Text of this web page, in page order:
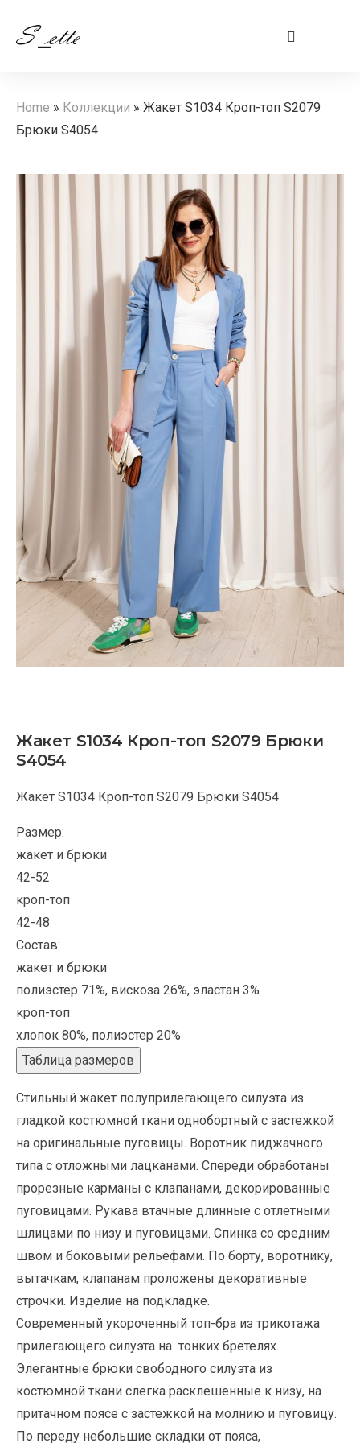
Home » Коллекции » Жакет S1034 Кроп-топ S2079
Брюки S4054
Жакет S1034 Кроп-топ S2079 Брюки
S4054
Жакет S1034 Кроп-топ S2079 Брюки S4054
Размер:
жакет и брюки
42-52
кроп-топ
42-48
Состав:
жакет и брюки
полиэстер 71%, вискоза 26%, эластан 3%
кроп-топ
хлопок 80%, полиэстер 20%
Таблица размеров
Стильный жакет полуприлегающего силуэта из
гладкой костюмной ткани однобортный с застежкой
на оригинальные пуговицы. Воротник пиджачного
типа с отложными лацканами. Спереди обработаны
прорезные карманы с клапанами, декорированные
пуговицами. Рукава втачные длинные с отлетными
шлицами по низу и пуговицами. Спинка со средним
швом и боковыми рельефами. По борту, воротнику,
вытачкам, клапанам проложены декоративные
строчки. Изделие на подкладке.
Современный укороченный топ-бра из трикотажа
прилегающего силуэта на тонких бретелях.
Элегантные брюки свободного силуэта из
костюмной ткани слегка расклешенные к низу, на
притачном поясе с застежкой на молнию и пуговицу.
По переду небольшие складки от пояса,